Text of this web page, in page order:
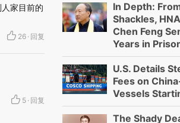
家目前的
26 · 回复
5 · 回复
In Depth:
Shackles,
Chen Feng
Years in
U.S. Details
Fees on
Vessels
The Shady